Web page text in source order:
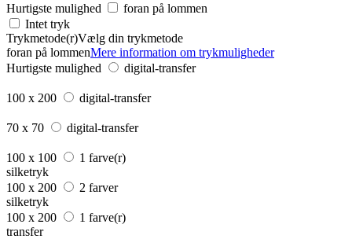
Hurtigste mulighed
foran på lommen
Intet tryk
Trykmetode(r)Vælg din trykmetode
foran på lommenMere information om trykmuligheder
Hurtigste mulighed
digital-transfer
100 x 200 digital-transfer
70 x 70 digital-transfer
100 x 100
1 farve(r)
silketryk
100 x 200
2 farver
silketryk
100 x 200
1 farve(r)
transfer